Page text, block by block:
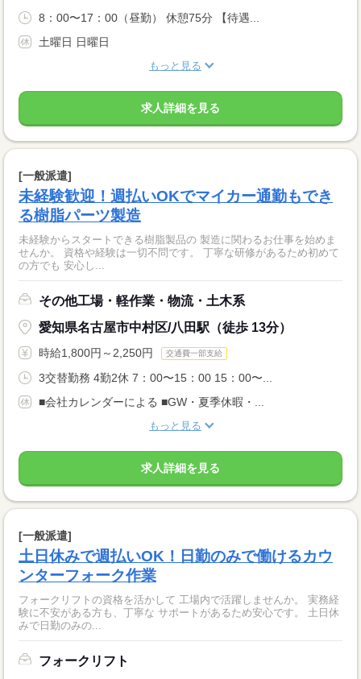
8：00〜17：00（昼勤） 休憩75分 【待遇...
土曜日 日曜日
もっと見る
求人詳細を見る
[一般派遣]
未経験歓迎！週払いOKでマイカー通勤もでき
る樹脂パーツ製造
未経験からスタートできる樹脂製品の 製造に関わるお仕事を始めま
せんか。 資格や経験は一切不問です。 丁寧な研修があるため初めて
の方でも 安心し...
その他工場・軽作業・物流・土木系
愛知県名古屋市中村区/八田駅（徒歩 13分）
時給1,800円～2,250円 交通費一部支給
3交替勤務 4勤2休 7：00〜15：00 15：00〜...
■会社カレンダーによる ■GW・夏季休暇・...
もっと見る
求人詳細を見る
[一般派遣]
土日休みで週払いOK！日勤のみで働けるカウ
ンターフォーク作業
フォークリフトの資格を活かして 工場内で活躍しませんか。 実務経
験に不安がある方も、丁寧な サポートがあるため安心です。 土日休
みで日勤のみの...
フォークリフト